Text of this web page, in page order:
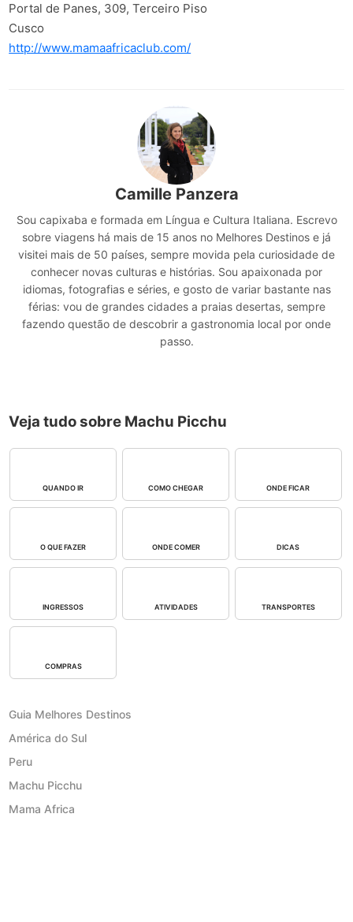
Portal de Panes, 309, Terceiro Piso
Cusco
http://www.mamaafricaclub.com/
Camille Panzera
Sou capixaba e formada em Língua e Cultura Italiana. Escrevo
sobre viagens há mais de 15 anos no Melhores Destinos e já
visitei mais de 50 países, sempre movida pela curiosidade de
conhecer novas culturas e histórias. Sou apaixonada por
idiomas, fotografias e séries, e gosto de variar bastante nas
férias: vou de grandes cidades a praias desertas, sempre
fazendo questão de descobrir a gastronomia local por onde
passo.
Veja tudo sobre Machu Picchu
QUANDO IR COMO CHEGAR ONDE FICAR
O QUE FAZER ONDE COMER DICAS
INGRESSOS ATIVIDADES TRANSPORTES
COMPRAS
Guia Melhores Destinos
América do Sul
Peru
Machu Picchu
Mama Africa